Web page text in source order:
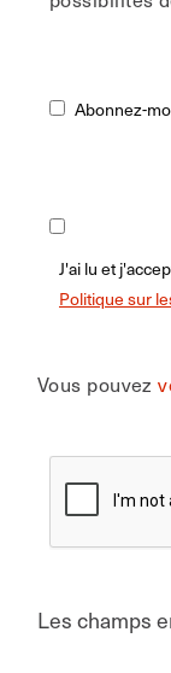
Abonnez-
J'ai lu et
Politique sur
Vous pouvez
Les champs